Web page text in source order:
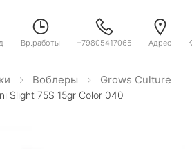
Вр.работы +79805417065 Адрес
Воблеры Grows Culture
Slight 75S 15gr Color 040